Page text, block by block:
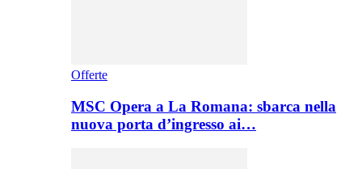
Offerte
MSC Opera a La Romana: sbarca nella
nuova porta d’ingresso ai…